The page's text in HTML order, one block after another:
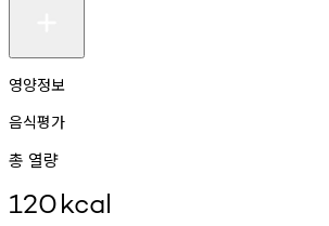
영양정보
음식평가
총 열량
120kcal